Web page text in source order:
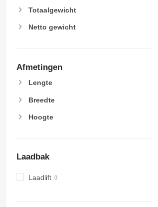
Totaalgewicht
Netto gewicht
Afmetingen
Lengte
Breedte
Hoogte
Laadbak
Laadlift